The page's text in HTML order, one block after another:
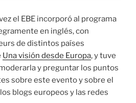
el EBE incorporó al programa
en inglés, con
de distintos países
Una visión desde Europa, y tuve
y preguntar los puntos
sobre este evento y sobre el
blogs europeos y las redes